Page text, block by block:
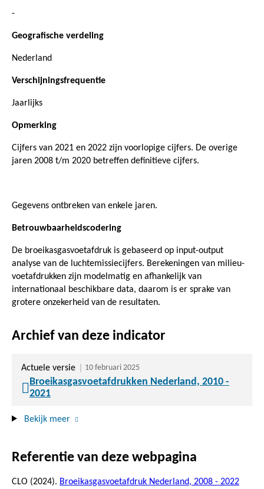
-
Geografische verdeling
Nederland
Verschijningsfrequentie
Jaarlijks
Opmerking
Cijfers van 2021 en 2022 zijn voorlopige cijfers. De overige
jaren 2008 t/m 2020 betreffen definitieve cijfers.
Gegevens ontbreken van enkele jaren.
Betrouwbaarheidscodering
De broeikasgasvoetafdruk is gebaseerd op input-output
analyse van de luchtemissiecijfers. Berekeningen van milieu-
voetafdrukken zijn modelmatig en afhankelijk van
internationaal beschikbare data, daarom is er sprake van
grotere onzekerheid van de resultaten.
Archief van deze indicator
Actuele versie 10 februari 2025
Broeikasgasvoetafdrukken Nederland, 2010 -
2021
Bekijk meer
Referentie van deze webpagina
CLO (2024). Broeikasgasvoetafdruk Nederland, 2008 - 2022